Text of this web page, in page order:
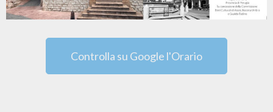
Controlla su Google l'Orario